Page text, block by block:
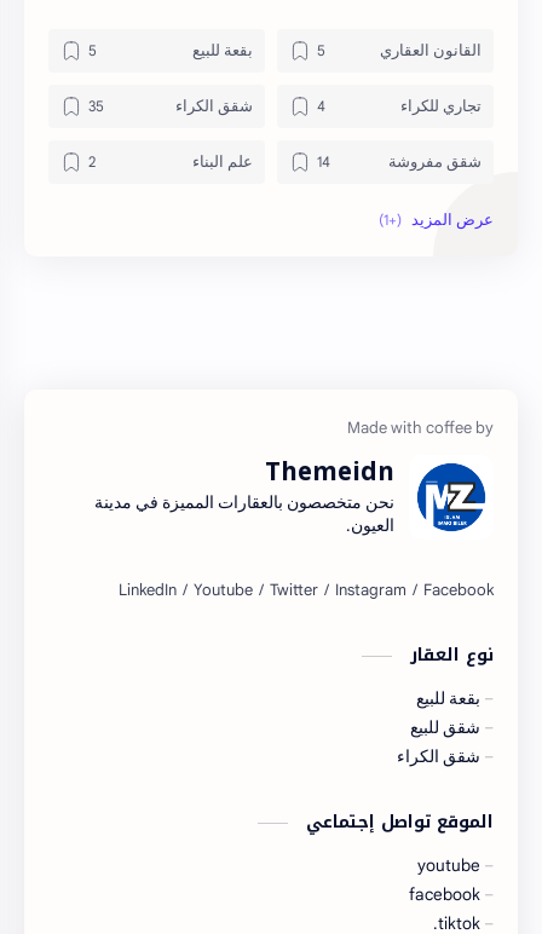
القانون العقاري بقعة للبيع
تجاري للكراء شقق الكراء
شقق مفروشة علم البناء
منزل للبيع
Themeidn
نحن متخصصون بالعقارات المميزة في مدينة
العيون.
نوع العقار
بقعة للبيع
شقق للبيع
شقق الكراء
الموقع تواصل إجتماعي
youtube
facebook
tiktok.